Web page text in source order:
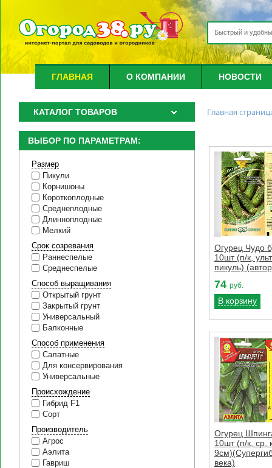
ГЛАВНАЯ О КОМПАНИИ НОВОСТИ
КАТАЛОГ ТОВАРОВ
ВЫБОР ПО ПАРАМЕТРАМ:
Размер
Пикули
Корнишоны
Короткоплодные
Среднеплодные
Длинноплодные
Мелкий
Срок созревания
Раннеспелые
Среднеспелые
Способ выращивания
Открытый грунт
Закрытый грунт
Универсальный
Балконные
Способ применения
Салатные
Для консервирования
Универсальные
Происхождение
Гибрид F1
Сорт
Производитель
Агрос
Аэлита
Гавриш
Главная
Огурец Чудо
10шт (п/к,
пикуль)
74 руб.
В корзину
Огурец
10шт (п/к, ср,
века)